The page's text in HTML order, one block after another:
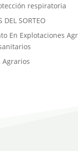
respiratoria
DEL SORTEO
En Explotaciones
Agrarios